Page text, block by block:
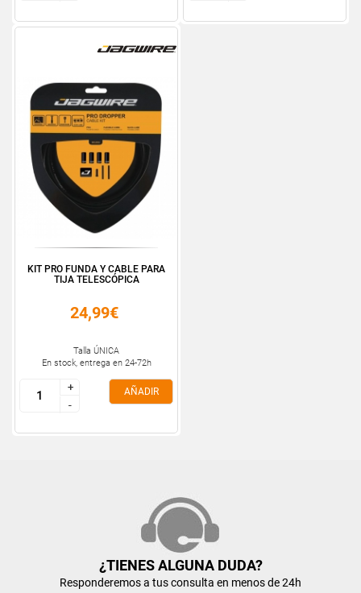
KIT PRO FUNDA Y CABLE PARA
TIJA TELESCÓPICA
24,99€
Talla ÚNICA
En stock, entrega en 24-72h
+
-
+
-
AÑADIR
¿TIENES ALGUNA DUDA?
Responderemos a tus consulta en menos de 24h